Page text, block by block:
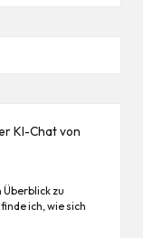
KI-Chat von
zu
ich, wie sich